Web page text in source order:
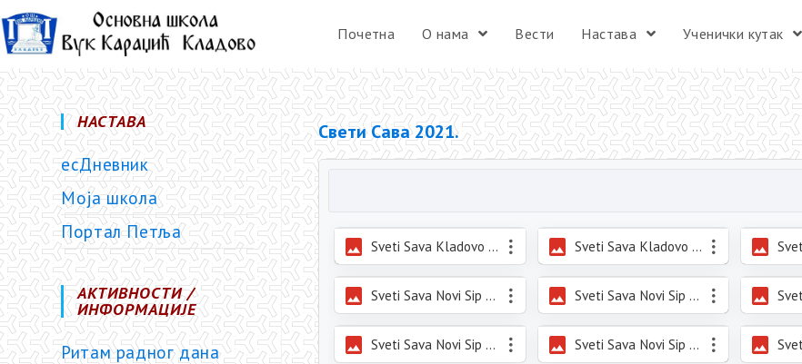
Почетна О нама Вести Настава Ученички кутак
Свети Сава 2021.
Sveti Sava Kladovo 2021_1.jpg Sveti Sava Kladovo 2021_2.jpg
Sveti Sava Novi Sip 2021.jpeg Sveti Sava Novi Sip 2021_2.jpeg
Sveti Sava Novi Sip 2021_5.jpeg Sveti Sava Novi Sip 2021_6.jpeg
НАСТАВА
есДневник
Моја школа
Портал Петља
АКТИВНОСТИ /
ИНФОРМАЦИЈЕ
Ритам радног дана